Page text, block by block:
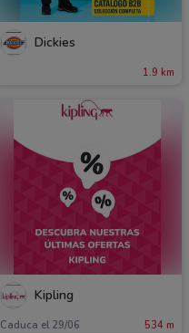
Dickies
1.9 km
Kipling
Caduca el 29/06 534 m